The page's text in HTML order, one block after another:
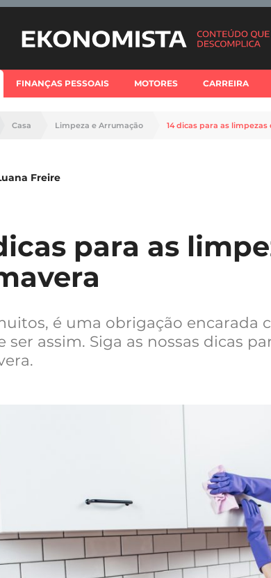
FINANÇAS PESSOAIS MOTORES CARREIRA
Casa Limpeza e Arrumação 14 dicas para as
Freire
para as
é uma obrigação encarada
ser assim. Siga as nossas dicas